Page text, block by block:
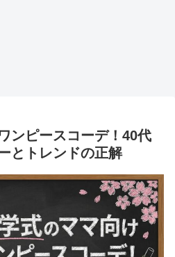
ンピースコーデ！40代
とトレンドの正解